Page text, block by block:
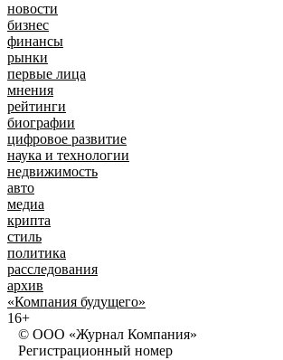
новости
бизнес
финансы
рынки
первые лица
мнения
рейтинги
биографии
цифровое развитие
наука и технологии
недвижимость
авто
медиа
крипта
стиль
политика
расследования
архив
«Компания будущего»
16+
© ООО «Журнал Компания»
Регистрационный номер